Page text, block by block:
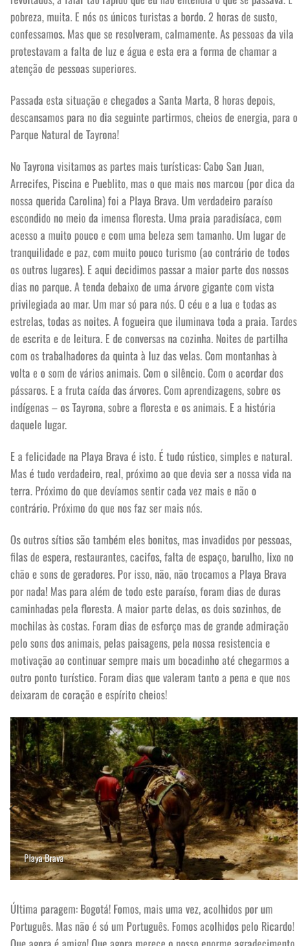
pobreza, muita. E nós os únicos turistas a bordo. 2 horas de susto,
confessamos. Mas que se resolveram, calmamente. As pessoas da vila
protestavam a falta de luz e água e esta era a forma de chamar a
atenção de pessoas superiores.
Passada esta situação e chegados a Santa Marta, 8 horas depois,
descansamos para no dia seguinte partirmos, cheios de energia, para o
Parque Natural de Tayrona!
No Tayrona visitamos as partes mais turísticas: Cabo San Juan,
Arrecifes, Piscina e Pueblito, mas o que mais nos marcou (por dica da
nossa querida Carolina) foi a Playa Brava. Um verdadeiro paraíso
escondido no meio da imensa floresta. Uma praia paradisíaca, com
acesso a muito pouco e com uma beleza sem tamanho. Um lugar de
tranquilidade e paz, com muito pouco turismo (ao contrário de todos
os outros lugares). E aqui decidimos passar a maior parte dos nossos
dias no parque. A tenda debaixo de uma árvore gigante com vista
privilegiada ao mar. Um mar só para nós. O céu e a lua e todas as
estrelas, todas as noites. A fogueira que iluminava toda a praia. Tardes
de escrita e de leitura. E de conversas na cozinha. Noites de partilha
com os trabalhadores da quinta à luz das velas. Com montanhas à
volta e o som de vários animais. Com o silêncio. Com o acordar dos
pássaros. E a fruta caída das árvores. Com aprendizagens, sobre os
indígenas – os Tayrona, sobre a floresta e os animais. E a história
daquele lugar.
E a felicidade na Playa Brava é isto. É tudo rústico, simples e natural.
Mas é tudo verdadeiro, real, próximo ao que devia ser a nossa vida na
terra. Próximo do que devíamos sentir cada vez mais e não o
contrário. Próximo do que nos faz ser mais nós.
Os outros sítios são também eles bonitos, mas invadidos por pessoas,
filas de espera, restaurantes, cacifos, falta de espaço, barulho, lixo no
chão e sons de geradores. Por isso, não, não trocamos a Playa Brava
por nada! Mas para além de todo este paraíso, foram dias de duras
caminhadas pela floresta. A maior parte delas, os dois sozinhos, de
mochilas às costas. Foram dias de esforço mas de grande admiração
pelo sons dos animais, pelas paisagens, pela nossa resistencia e
motivação ao continuar sempre mais um bocadinho até chegarmos a
outro ponto turístico. Foram dias que valeram tanto a pena e que nos
deixaram de coração e espírito cheios!
Playa Brava
Última paragem: Bogotá! Fomos, mais uma vez, acolhidos por um
Português. Mas não é só um Português. Fomos acolhidos pelo Ricardo!